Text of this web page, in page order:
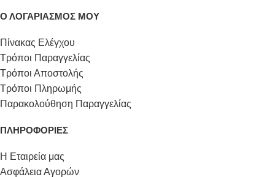
Ο ΛΟΓΑΡΙΑΣΜΟΣ ΜΟΥ
Πίνακας Ελέγχου
Τρόποι Παραγγελίας
Τρόποι Αποστολής
Τρόποι Πληρωμής
Παρακολούθηση Παραγγελίας
ΠΛΗΡΟΦΟΡΙΕΣ
Η Εταιρεία μας
Ασφάλεια Αγορών